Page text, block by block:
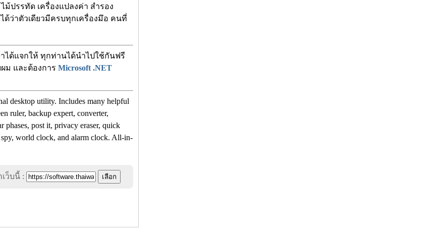
ม้ปรรทัด เครื่องแปลงค่า สำรอง
ว่าตัวเดียวมีครบทุกเครื่องมึอ คนที่
าได้แจกให้ ทุกท่านได้นำไปใช้กันฟรี
ม และต้องการ Microsoft .NET
desktop utility. Includes many helpful
ruler, backup expert, converter,
phases, post it, privacy eraser, quick
world clock, and alarm clock. All-in-
ว็บนี้ :